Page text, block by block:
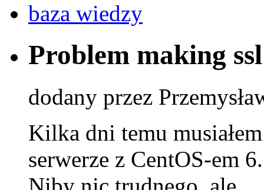
baza wiedzy
Problem making
dodany przez
Kilka dni temu
serwerze z CentOS-em